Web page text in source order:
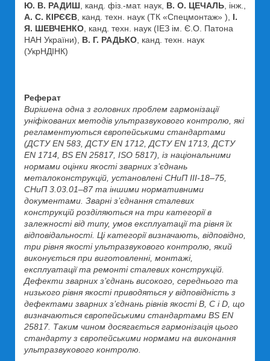
Ю. В. РАДИШ , канд. фіз.-мат. наук, В. О. ЦЕЧАЛЬ , інж.,
А. С. КІРЄЄВ , канд. техн. наук (ТК «Спецмонтаж» ), І.
Я. ШЕВЧЕНКО , канд. техн. наук (ІЕЗ ім. Є.О. Патона
НАН України), В. Г. РАДЬКО , канд. техн. наук
(УкрНДІНК)
Реферат
Вирішена одна з головних проблем гармонізації
уніфікованих методів ультразвукового контролю, які
регламентуються європейськими стандартами
(ДСТУ EN 583, ДСТУ EN 1712, ДСТУ EN 1713, ДСТУ
EN 1714, BS EN 25817, ISO 5817), із національними
нормами оцінки якості зварних з’єднань
металоконструкцій, установлені СНиП III-18–75,
СНиП 3.03.01–87 та іншими нормативними
документами. Зварні з’єднання сталевих
конструкцій розділяються на три категорії в
залежності від типу, умов експлуатації та рівня їх
відповідальності. Ці категорії визначають, відповідно,
три рівня якості ультразвукового контролю, який
виконується при виготовленні, монтажі,
експлуатації та ремонті сталевих конструкцій.
Дефекти зварних з’єднань високого, середнього та
низького рівня якості приводяться у відповідність з
дефектами зварних з’єднань рівнів якості B, C і D, що
визначаються європейськими стандартами BS EN
25817. Таким чином досягається гармонізація цього
стандарту з європейськими нормами на виконання
ультразвукового контролю.